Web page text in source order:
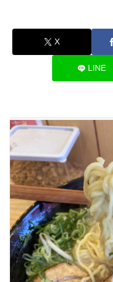
X
LINE